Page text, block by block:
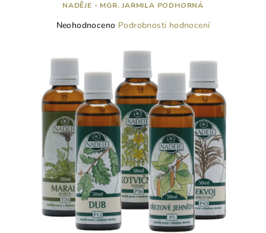
NADĚJE - MGR. JARMILA PODHORNÁ
Průměrné
je
z
5
hvězdiček.
Neohodnoceno Podrobnosti hodnocení